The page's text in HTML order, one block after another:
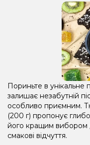
Пориньте в унікальне
залишає незабутній
особливо приємним.
(200 г) пропонує
його кращим вибором
смакові відчуття.